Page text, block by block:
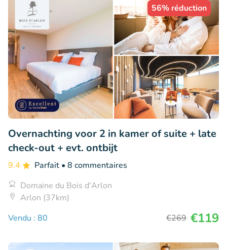
56% réduction
Overnachting voor 2 in kamer of suite + late
check-out + evt. ontbijt
9.4 Parfait • 8 commentaires
Domaine du Bois d'Arlon
Arlon (37km)
Vendu : 80
€269 €119